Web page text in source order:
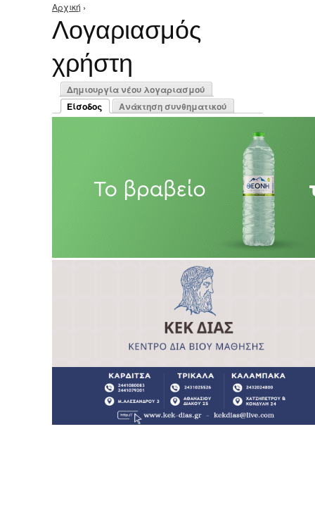
Είστε εδώ
Αρχική ›
Λογαριασμός
χρήστη
Πρωτεύουσες καρτέλες
Δημιουργία νέου λογαριασμού
Είσοδος
(ενεργή καρτέλα)
Ανάκτηση συνθηματικού